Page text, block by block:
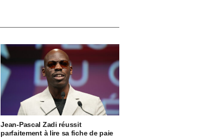
Jean-Pascal Zadi réussit
parfaitement à lire sa fiche de paie